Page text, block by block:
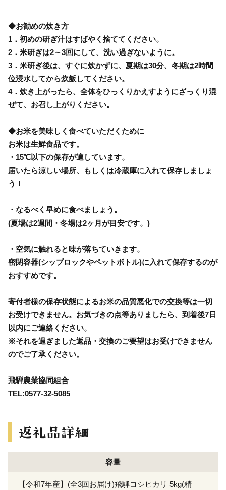
◆お勧めの炊き方
1．初めの研ぎ汁はすばやく捨ててください。
2．米研ぎは2～3回にして、洗い過ぎないように。
3．米研ぎ後は、すぐに炊かずに、夏期は30分、冬期は2時間
位浸水してから炊飯してください。
4．炊き上がったら、全体をひっくりかえすようにざっくり混
ぜて、お召し上がりください。
◆お米を美味しく食べていただくために
お米は生鮮食品です。
・15℃以下の保存が適しています。
届いたら涼しい場所、もしくは冷蔵庫に入れて保存しましょ
う！
・なるべく早めに食べましょう。
(夏場は2週間・冬場は2ヶ月が目安です。)
・空気に触れると味が落ちていきます。
密閉容器(シップロックやペットボトル)に入れて保存するのが
おすすめです。
寄付者様の保存状態によるお米の品質悪化での交換等は一切
お受けできません。お気づきの点等ありましたら、到着後7日
以内にご連絡ください。
※それを過ぎました返品・交換のご要望はお受けできません
のでご了承ください。
飛騨農業協同組合
TEL:0577-32-5085
容量
【令和7年産】(全3回お届け)飛騨コシヒカリ 5kg(精